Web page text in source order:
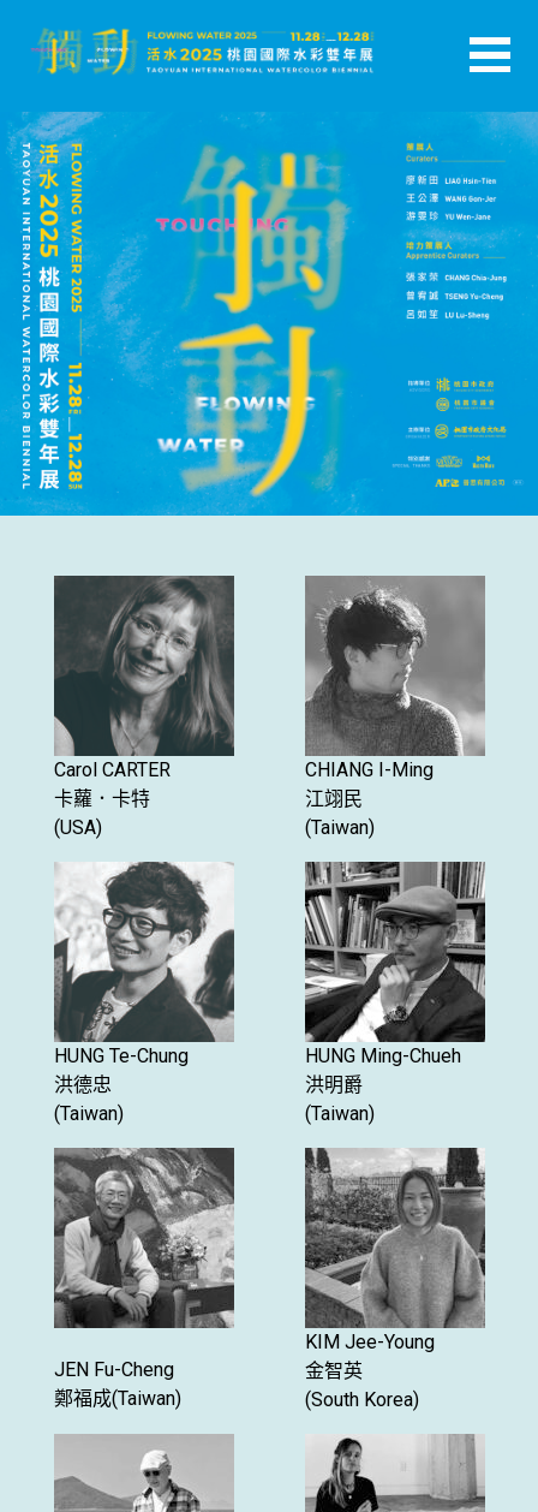
內
容
Carol CARTER
卡蘿．卡特
(USA)
CHIANG I-Ming
江翊民
(Taiwan)
HUNG Te-Chung
洪德忠
(Taiwan)
HUNG Ming-Chueh
洪明爵
(Taiwan)
JEN Fu-Cheng
鄭福成(Taiwan)
KIM Jee-Young
金智英
(South Korea)